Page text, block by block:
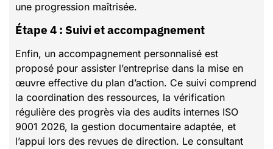
une progression maîtrisée.
Étape 4 : Suivi et accompagnement
Enfin, un accompagnement personnalisé est
proposé pour assister l’entreprise dans la mise en
œuvre effective du plan d’action. Ce suivi comprend
la coordination des ressources, la vérification
régulière des progrès via des audits internes ISO
9001 2026, la gestion documentaire adaptée, et
l’appui lors des revues de direction. Le consultant